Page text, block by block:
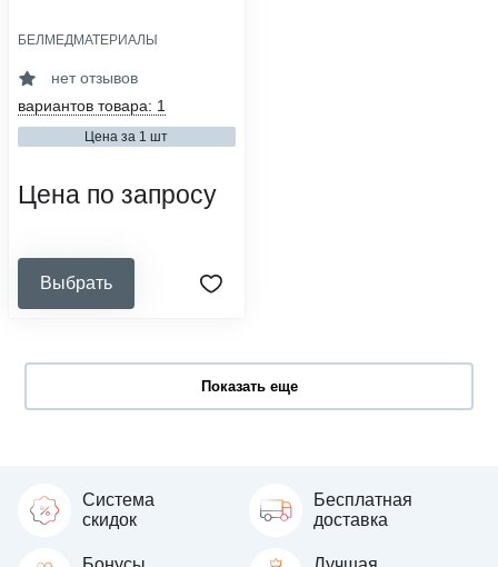
размер сиденья, мм:
ø400
пластик
материал обивки:
БЕЛМЕДМАТЕРИАЛЫ
нет отзывов
вариантов товара: 1
Цена за 1 шт
Цена по запросу
Выбрать
Показать еще
Система
скидок
Бесплатная
доставка